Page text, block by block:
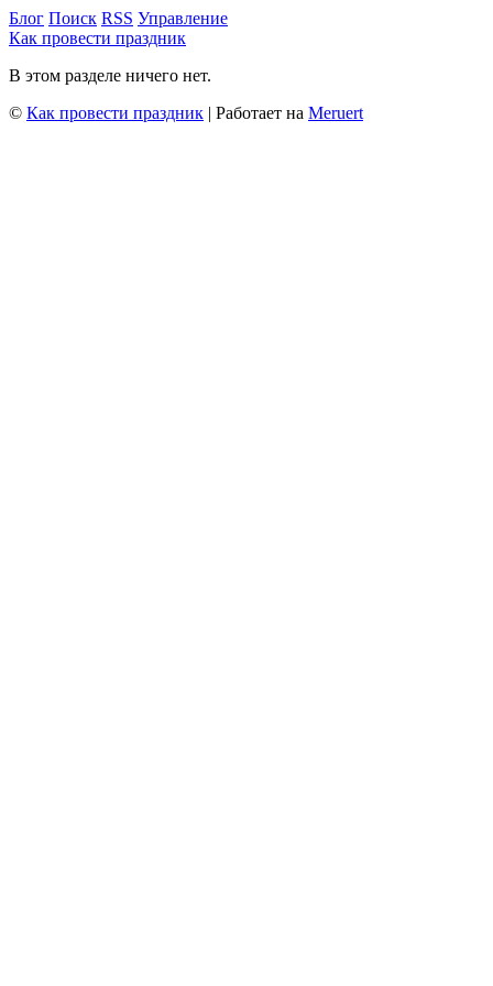
Блог Поиск RSS Управление
Как провести праздник
В этом разделе ничего нет.
© Как провести праздник | Работает на Meruert